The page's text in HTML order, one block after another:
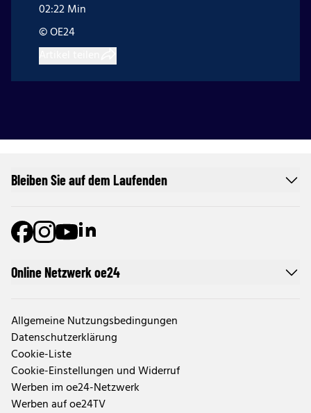
02:22 Min
© OE24
Online Netzwerk oe24
Allgemeine Nutzungsbedingungen
Datenschutzerklärung
Cookie-Liste
Cookie-Einstellungen und Widerruf
Werben im oe24-Netzwerk
Werben auf oe24TV
Bleiben Sie auf dem Laufenden